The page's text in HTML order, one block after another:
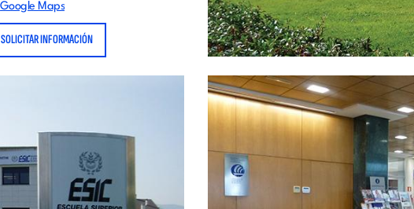
Google Maps
SOLICITAR INFORMACIÓN